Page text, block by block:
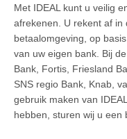
Met IDEAL kunt u veilig
afrekenen. U rekent af
betaalomgeving, op
van uw eigen bank. Bij
Bank, Fortis, Friesland
SNS regio Bank, Knab,
gebruik maken van
hebben, sturen wij u een